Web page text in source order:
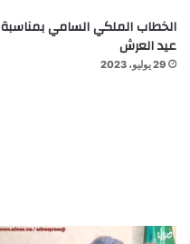
الخطاب الملكي السامي بمناسبة
عيد العرش
29 يوليو، 2023